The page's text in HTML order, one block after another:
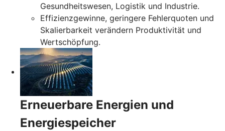
Gesundheitswesen, Logistik und Industrie.
Effizienzgewinne, geringere Fehlerquoten und
Skalierbarkeit verändern Produktivität und
Wertschöpfung.
Erneuerbare Energien und
Energiespeicher